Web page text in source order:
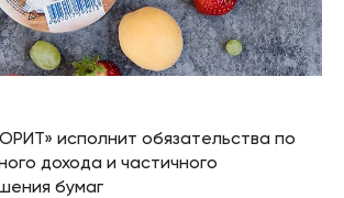
исполнит обязательства по
дохода и частичного
бумаг